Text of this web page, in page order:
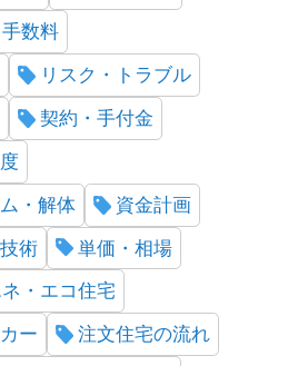
数料
リスク・トラブル
契約・手付金
・解体 資金計画
術 単価・相場
・エコ住宅
ー 注文住宅の流れ